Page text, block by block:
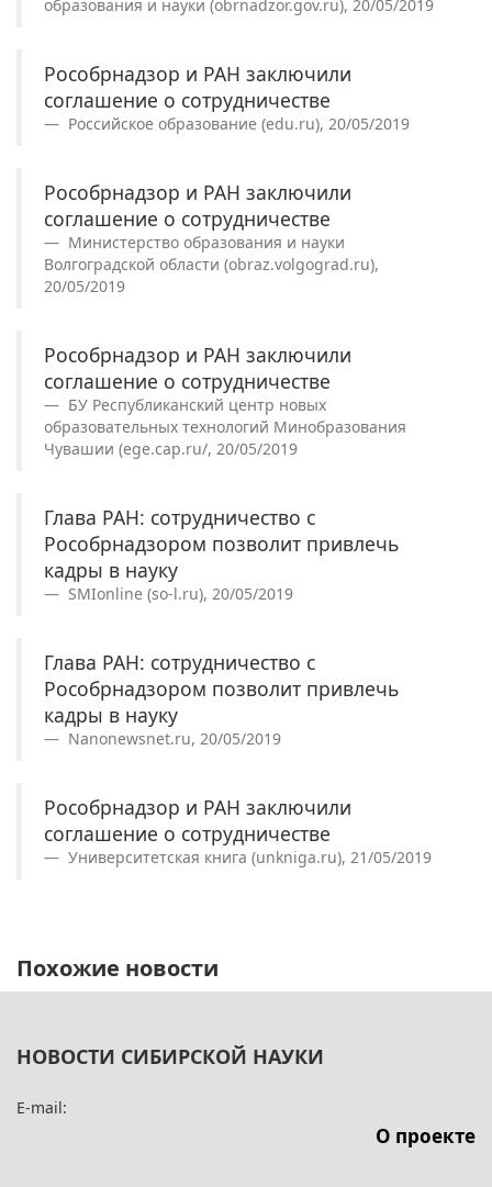
образования и науки (obrnadzor.gov.ru), 20/05/2019
Рособрнадзор и РАН заключили
соглашение о сотрудничестве
Российское образование (edu.ru), 20/05/2019
Рособрнадзор и РАН заключили
соглашение о сотрудничестве
Министерство образования и науки
Волгоградской области (obraz.volgograd.ru),
20/05/2019
Рособрнадзор и РАН заключили
соглашение о сотрудничестве
БУ Республиканский центр новых
образовательных технологий Минобразования
Чувашии (ege.cap.ru/, 20/05/2019
Глава РАН: сотрудничество с
Рособрнадзором позволит привлечь
кадры в науку
SMIonline (so-l.ru), 20/05/2019
Глава РАН: сотрудничество с
Рособрнадзором позволит привлечь
кадры в науку
Nanonewsnet.ru, 20/05/2019
Рособрнадзор и РАН заключили
соглашение о сотрудничестве
Университетская книга (unkniga.ru), 21/05/2019
Похожие новости
НОВОСТИ СИБИРСКОЙ НАУКИ
E-mail:
О проекте